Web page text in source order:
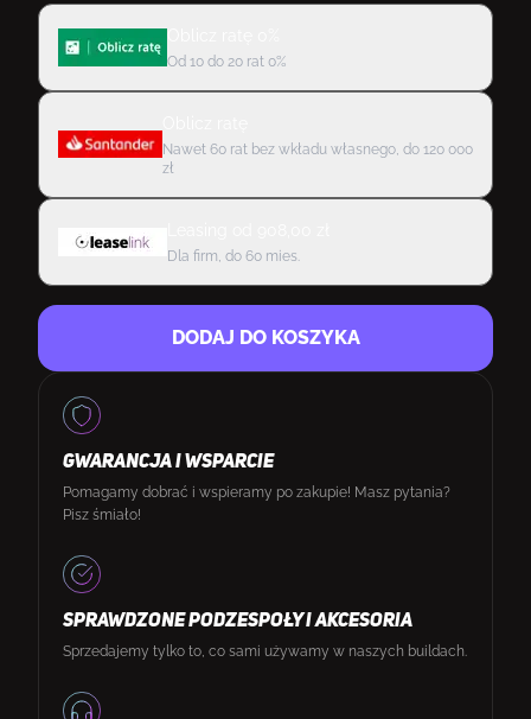
Od 10 do 20 rat 0%
Nawet 60 rat bez wkładu własnego, do 120 000
zł
Dla firm, do 60 mies.
DODAJ DO KOSZYKA
GWARANCJA I WSPARCIE
Pomagamy dobrać i wspieramy po zakupie! Masz pytania?
Pisz śmiało!
SPRAWDZONE PODZESPOŁY I AKCESORIA
Sprzedajemy tylko to, co sami używamy w naszych buildach.